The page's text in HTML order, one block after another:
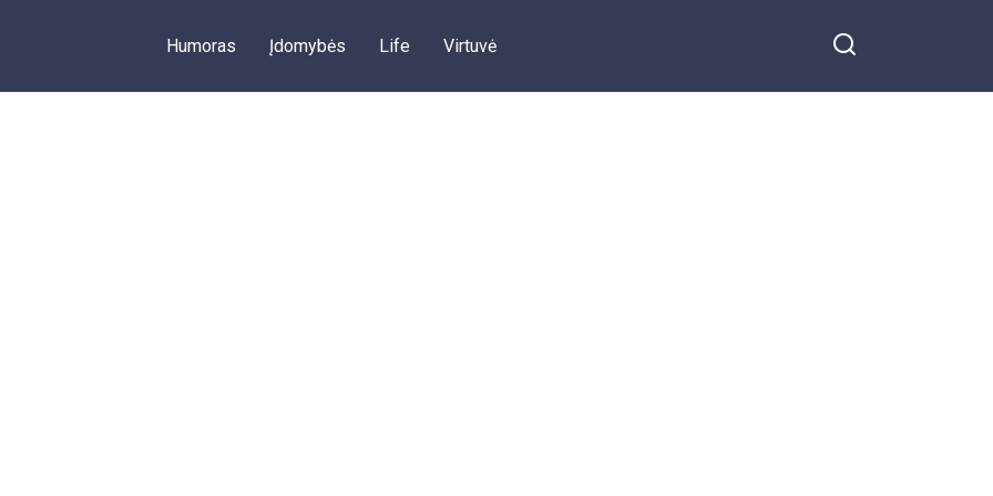
Humoras Įdomybės Life Virtuvė